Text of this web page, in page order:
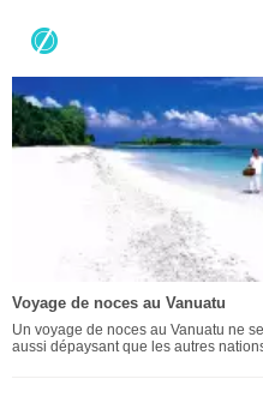
Voyage de noces au Vanuatu
Un voyage de noces au Vanuatu ne
aussi dépaysant que les autres